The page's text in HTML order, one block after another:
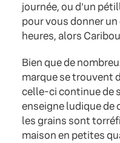
journée, ou d'un
pour vous donner
heures, alors
Bien que de
marque se trouvent
celle-ci continue de
enseigne ludique de
les grains sont
maison en petites